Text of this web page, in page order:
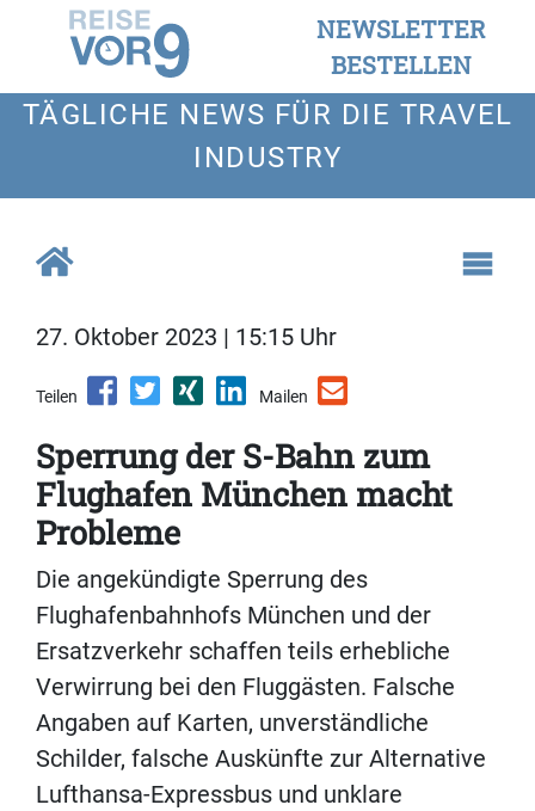
NEWSLETTER
BESTELLEN
TÄGLICHE NEWS FÜR DIE TRAVEL
INDUSTRY
27. Oktober 2023 | 15:15 Uhr
Teilen Mailen
Sperrung der S-Bahn zum
Flughafen München macht
Probleme
Die angekündigte Sperrung des
Flughafenbahnhofs München und der
Ersatzverkehr schaffen teils erhebliche
Verwirrung bei den Fluggästen. Falsche
Angaben auf Karten, unverständliche
Schilder, falsche Auskünfte zur Alternative
Lufthansa-Expressbus und unklare